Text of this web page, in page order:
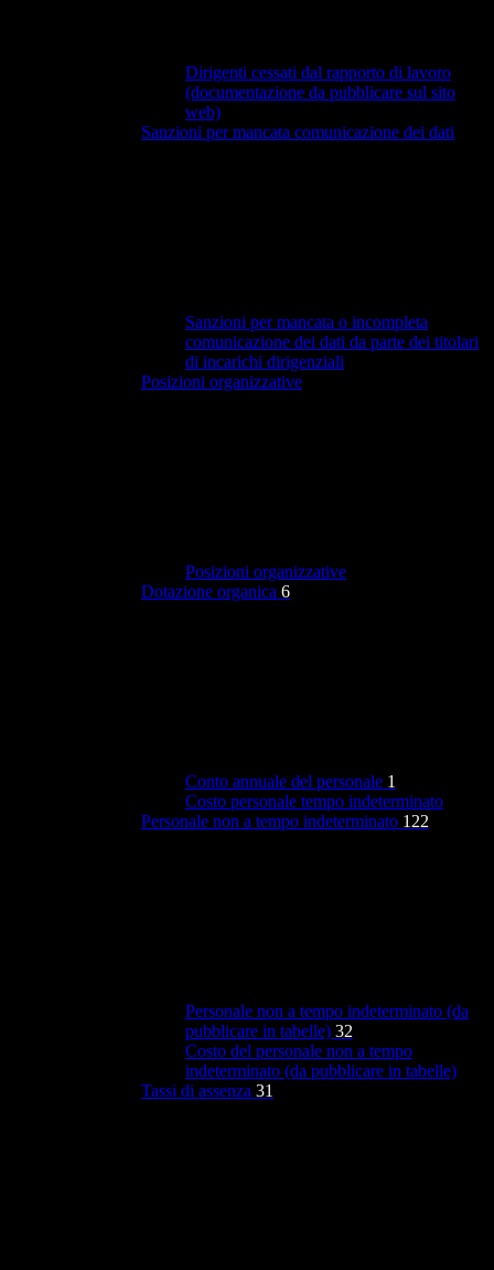
Dirigenti cessati dal rapporto di lavoro
(documentazione da pubblicare sul sito
web)
Sanzioni per mancata comunicazione dei dati
Sanzioni per mancata o incompleta
comunicazione dei dati da parte dei titolari
di incarichi dirigenziali
Posizioni organizzative
Posizioni organizzative
Dotazione organica 6
Conto annuale del personale 1
Costo personale tempo indeterminato
Personale non a tempo indeterminato 122
Personale non a tempo indeterminato (da
pubblicare in tabelle) 32
Costo del personale non a tempo
indeterminato (da pubblicare in tabelle)
Tassi di assenza 31